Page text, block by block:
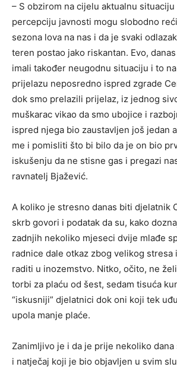
– S obzirom na cijelu aktualnu
percepciju javnosti mogu slobodno
sezona lova na nas i da je svaki
teren postao jako riskantan. Evo,
imali također neugodnu situaciju i to
prijelazu neposredno ispred zgrade
dok smo prelazili prijelaz, iz jednog
muškarac vikao da smo ubojice i
ispred njega bio zaustavljen još jedan
me i pomisliti što bi bilo da je on bio
iskušenju da ne stisne gas i pregazi
ravnatelj Bjažević.
A koliko je stresno danas biti djelatnik
skrb govori i podatak da su, kako
zadnjih nekoliko mjeseci dvije mlađe
radnice dale otkaz zbog velikog stresa
raditi u inozemstvo. Nitko, očito, ne
torbi za plaću od šest, sedam tisuća
“iskusniji” djelatnici dok oni koji tek
upola manje plaće.
Zanimljivo je i da je prije nekoliko
i natječaj koji je bio objavljen u svim